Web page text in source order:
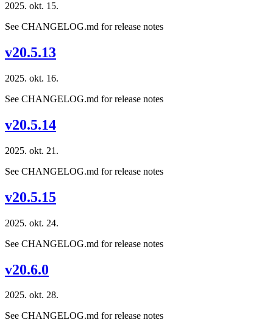
2025. okt. 15.
See CHANGELOG.md for release notes
v20.5.13
2025. okt. 16.
See CHANGELOG.md for release notes
v20.5.14
2025. okt. 21.
See CHANGELOG.md for release notes
v20.5.15
2025. okt. 24.
See CHANGELOG.md for release notes
v20.6.0
2025. okt. 28.
See CHANGELOG.md for release notes